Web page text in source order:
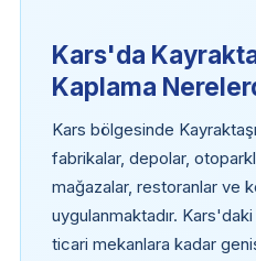
Kars'da
Kaplama
Kars bölgesinde
fabrikalar, depolar,
mağazalar, restoranlar ve
uygulanmaktadır.
ticari mekanlara kadar